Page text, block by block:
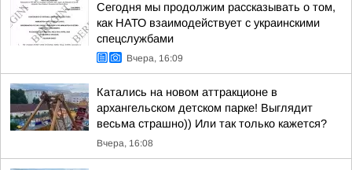
Сегодня мы продолжим рассказывать о том,
как НАТО взаимодействует с украинскими
спецслужбами
Вчера, 16:09
Катались на новом аттракционе в
архангельском детском парке! Выглядит
весьма страшно)) Или так только кажется?
Вчера, 16:08